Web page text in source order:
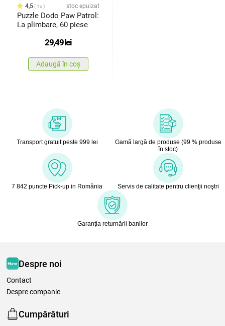
4,5 1x stoc epuizat
Puzzle Dodo Paw Patrol:
La plimbare, 60 piese
29,49lei
Adaugă în coș
Transport gratuit peste 999 lei
Gamă largă de produse (99 % produse
în stoc)
7 842 puncte Pick-up in România Servis de calitate pentru clienţii noştri
Garanţia returnării banilor
Despre noi
Contact
Despre companie
Cumpărături